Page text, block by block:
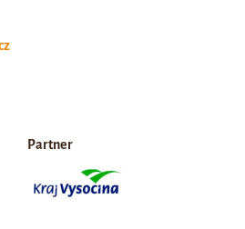
Partner